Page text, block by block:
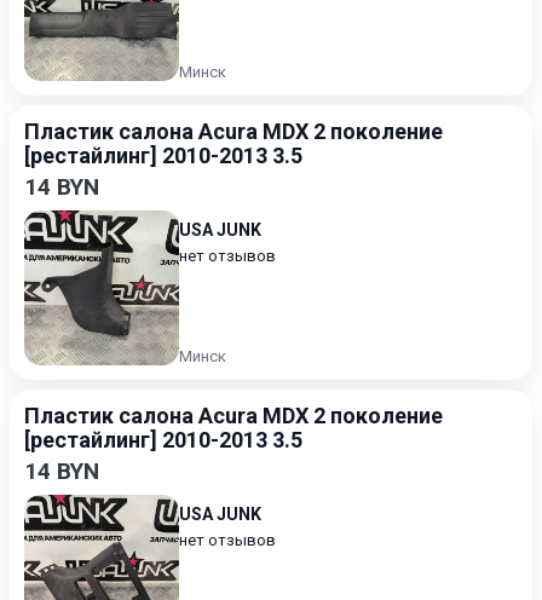
Минск
Пластик салона Acura MDX 2 поколение
[рестайлинг] 2010-2013 3.5
14 BYN
USA JUNK
нет отзывов
Минск
Пластик салона Acura MDX 2 поколение
[рестайлинг] 2010-2013 3.5
14 BYN
USA JUNK
нет отзывов